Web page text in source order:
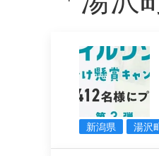
新潟県 湯沢